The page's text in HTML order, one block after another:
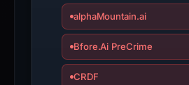
alphaMountain.ai
Bfore.Ai PreCrime
CRDF